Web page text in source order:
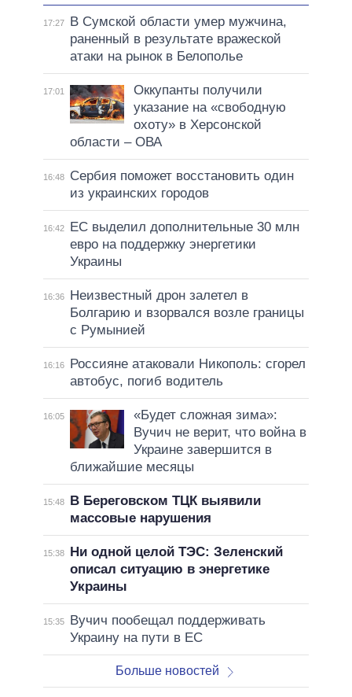
17:27
В Сумской области умер мужчина,
раненный в результате вражеской
атаки на рынок в Белополье
17:01
Оккупанты получили
указание на «свободную
охоту» в Херсонской
области – ОВА
16:48
Сербия поможет восстановить один
из украинских городов
16:42
ЕС выделил дополнительные 30 млн
евро на поддержку энергетики
Украины
16:36
Неизвестный дрон залетел в
Болгарию и взорвался возле границы
с Румынией
16:16
Россияне атаковали Никополь: сгорел
автобус, погиб водитель
16:05
«Будет сложная зима»:
Вучич не верит, что война в
Украине завершится в
ближайшие месяцы
15:48
В Береговском ТЦК выявили
массовые нарушения
15:38
Ни одной целой ТЭС: Зеленский
описал ситуацию в энергетике
Украины
15:35
Вучич пообещал поддерживать
Украину на пути в ЕС
Больше новостей